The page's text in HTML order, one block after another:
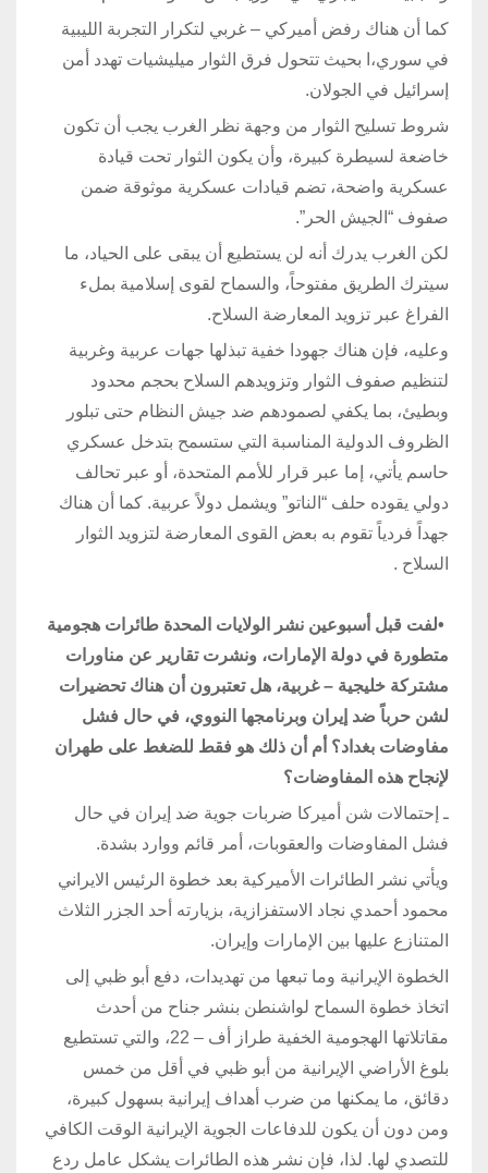
كما أن هناك رفض أميركي – غربي لتكرار التجربة الليبية
في سوري،ا بحيث تتحول فرق الثوار ميليشيات تهدد أمن
إسرائيل في الجولان.
شروط تسليح الثوار من وجهة نظر الغرب يجب أن تكون
خاضعة لسيطرة كبيرة، وأن يكون الثوار تحت قيادة
عسكرية واضحة، تضم قيادات عسكرية موثوقة ضمن
صفوف “الجيش الحر”.
لكن الغرب يدرك أنه لن يستطيع أن يبقى على الحياد، ما
سيترك الطريق مفتوحاً، والسماح لقوى إسلامية بملء
الفراغ عبر تزويد المعارضة السلاح.
وعليه، فإن هناك جهودا خفية تبذلها جهات عربية وغربية
لتنظيم صفوف الثوار وتزويدهم السلاح بحجم محدود
وبطيئ، بما يكفي لصمودهم ضد جيش النظام حتى تبلور
الظروف الدولية المناسبة التي ستسمح بتدخل عسكري
حاسم يأتي، إما عبر قرار للأمم المتحدة، أو عبر تحالف
دولي يقوده حلف “الناتو” ويشمل دولاً عربية. كما أن هناك
جهداً فردياً تقوم به بعض القوى المعارضة لتزويد الثوار
السلاح .
•لفت قبل أسبوعين نشر الولايات المحدة طائرات هجومية
متطورة في دولة الإمارات، ونشرت تقارير عن مناورات
مشتركة خليجية – غربية، هل تعتبرون أن هناك تحضيرات
لشن حرباً ضد إيران وبرنامجها النووي، في حال فشل
مفاوضات بغداد؟ أم أن ذلك هو فقط للضغط على طهران
لإنجاح هذه المفاوضات؟
ـ إحتمالات شن أميركا ضربات جوية ضد إيران في حال
فشل المفاوضات والعقوبات، أمر قائم ووارد بشدة.
ويأتي نشر الطائرات الأميركية بعد خطوة الرئيس الايراني
محمود أحمدي نجاد الاستفزازية، بزيارته أحد الجزر الثلاث
المتنازع عليها بين الإمارات وإيران.
الخطوة الإيرانية وما تبعها من تهديدات، دفع أبو ظبي إلى
اتخاذ خطوة السماح لواشنطن بنشر جناح من أحدث
مقاتلاتها الهجومية الخفية طراز أف – 22، والتي تستطيع
بلوغ الأراضي الإيرانية من أبو ظبي في أقل من خمس
دقائق، ما يمكنها من ضرب أهداف إيرانية بسهول كبيرة،
ومن دون أن يكون للدفاعات الجوية الإيرانية الوقت الكافي
للتصدي لها. لذا، فإن نشر هذه الطائرات يشكل عامل ردع